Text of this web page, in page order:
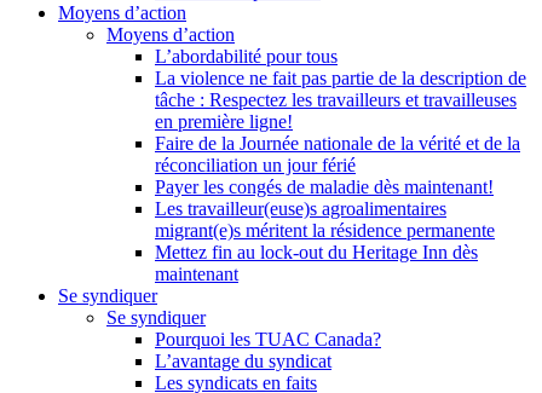
Moyens d’action
Moyens d’action
L’abordabilité pour tous
La violence ne fait pas partie de la description de
tâche : Respectez les travailleurs et travailleuses
en première ligne!
Faire de la Journée nationale de la vérité et de la
réconciliation un jour férié
Payer les congés de maladie dès maintenant!
Les travailleur(euse)s agroalimentaires
migrant(e)s méritent la résidence permanente
Mettez fin au lock-out du Heritage Inn dès
maintenant
Se syndiquer
Se syndiquer
Pourquoi les TUAC Canada?
L’avantage du syndicat
Les syndicats en faits